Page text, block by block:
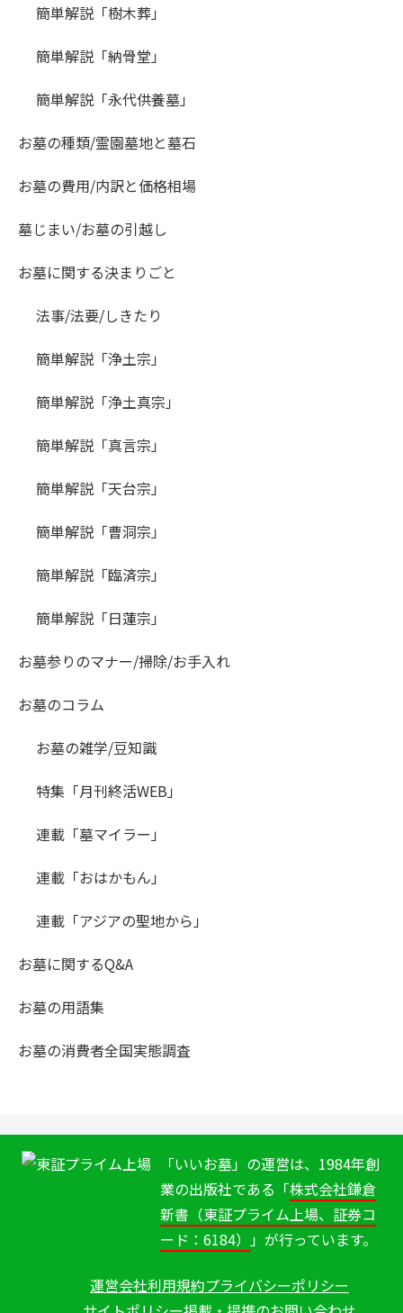
簡単解説「樹木葬」
簡単解説「納骨堂」
簡単解説「永代供養墓」
お墓の種類/霊園墓地と墓石
お墓の費用/内訳と価格相場
墓じまい/お墓の引越し
お墓に関する決まりごと
法事/法要/しきたり
簡単解説「浄土宗」
簡単解説「浄土真宗」
簡単解説「真言宗」
簡単解説「天台宗」
簡単解説「曹洞宗」
簡単解説「臨済宗」
簡単解説「日蓮宗」
お墓参りのマナー/掃除/お手入れ
お墓のコラム
お墓の雑学/豆知識
特集「月刊終活WEB」
連載「墓マイラー」
連載「おはかもん」
連載「アジアの聖地から」
お墓に関するQ&A
お墓の用語集
お墓の消費者全国実態調査
「いいお墓」の運営は、1984年創
業の出版社である「株式会社鎌倉
新書（東証プライム上場、証券コ
ード：6184） 」が行っています。
運営会社利用規約プライバシーポリシー